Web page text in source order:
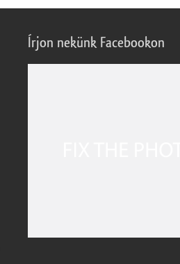
Írjon nekünk Facebookon